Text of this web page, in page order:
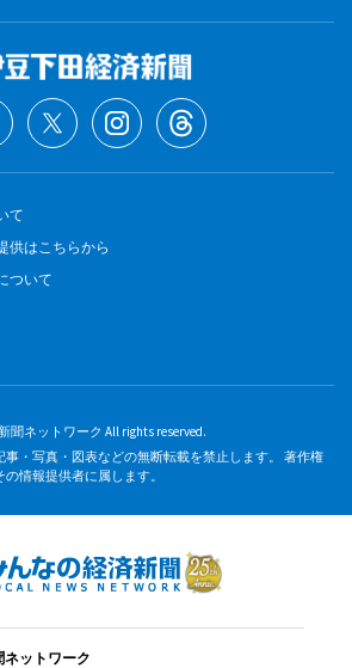
て
供はこちらから
ついて
聞ネットワーク All rights reserved.
・写真・図表などの無断転載を禁止します。 著作権
情報提供者に属します。
ットワーク